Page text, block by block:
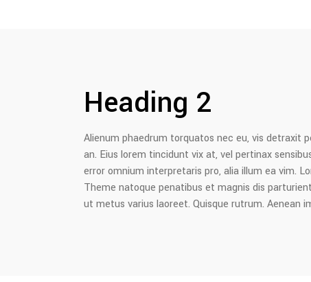
Heading 2
Alienum phaedrum torquatos nec eu, vis detraxit
an. Eius lorem tincidunt vix at, vel pertinax
error omnium interpretaris pro, alia illum ea vim.
Theme natoque penatibus et magnis dis
ut metus varius laoreet. Quisque rutrum. Aenean